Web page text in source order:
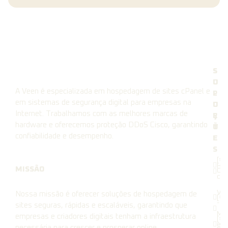
A Veen é especializada em hospedagem de sites cPanel e
em sistemas de segurança digital para empresas na
Internet. Trabalhamos com as melhores marcas de
hardware e oferecemos proteção DDoS Cisco, garantindo
confiabilidade e desempenho.
MISSÃO
Nossa missão é oferecer soluções de hospedagem de
sites seguras, rápidas e escaláveis, garantindo que
empresas e criadores digitais tenham a infraestrutura
S
O
L
U
Ç
Õ
E
S
-
e
S
U
P
O
R
T
E